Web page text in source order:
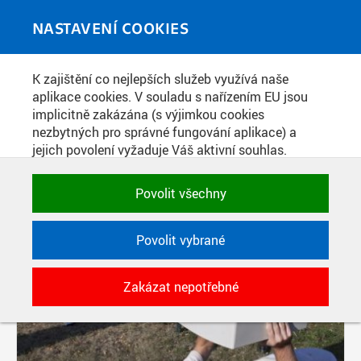
NASTAVENÍ COOKIES
K zajištění co nejlepších služeb využívá naše
aplikace cookies. V souladu s nařízením EU jsou
implicitně zakázána (s výjimkou cookies
nezbytných pro správné fungování aplikace) a
jejich povolení vyžaduje Váš aktivní souhlas.
zakázat, případně vybrat a povolit cookies podle
kategorie. Svoje rozhodnutí můžete samozřejmě
kdykoli změnit.
POTŘEBNÉ
Technické cookies využívané aplikacemi
ČVUT pro uchování jejich nastavení,
vlastností a identifikátorů relace. Jsou
nezbytné pro správné fungování a jsou
Povolit všechny
Povolit vybrané
Zakázat nepotřebné
MEDIATÉKA
PŘÍSPĚVKY PODLE FILTRU
Aktivní filtry: ŠTÍTEK: AJŤÁCKÉ HRY